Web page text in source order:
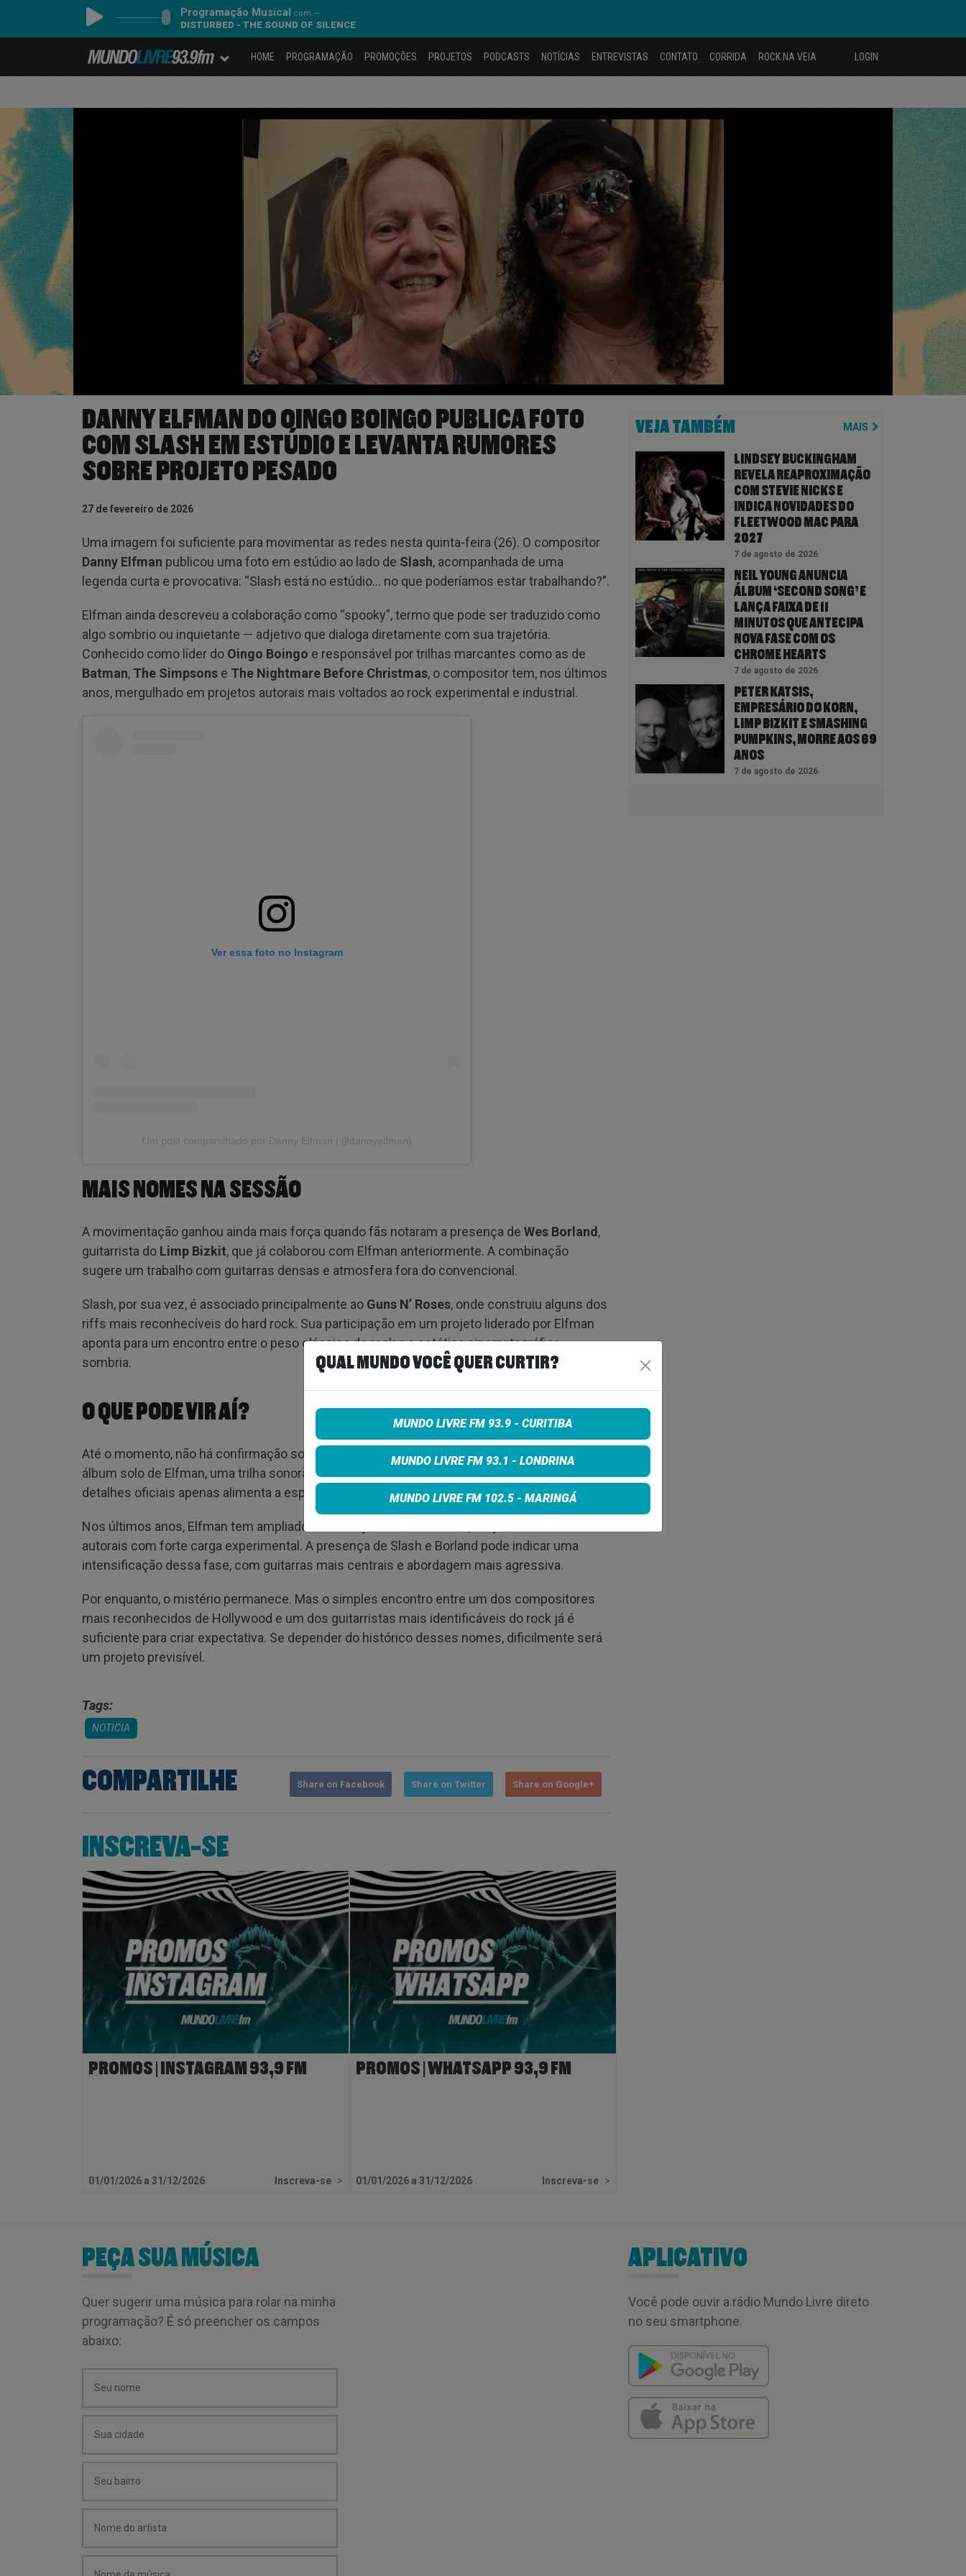
Programação Musical com ---
DISTURBED - THE SOUND OF SILENCE
HOME PROGRAMAÇÃO PROMOÇÕES PROJETOS PODCASTS NOTÍCIAS ENTREVISTAS CONTATO CORRIDA ROCK NA VEIA LOGIN
DANNY ELFMAN DO OINGO BOINGO PUBLICA FOTO
COM SLASH EM ESTÚDIO E LEVANTA RUMORES
SOBRE PROJETO PESADO
27 de fevereiro de 2026
Uma imagem foi suficiente para movimentar as redes nesta quinta-feira (26). O compositor
Danny Elfman publicou uma foto em estúdio ao lado de Slash, acompanhada de uma
legenda curta e provocativa: “Slash está no estúdio… no que poderíamos estar trabalhando?”.
Elfman ainda descreveu a colaboração como “spooky”, termo que pode ser traduzido como
algo sombrio ou inquietante — adjetivo que dialoga diretamente com sua trajetória.
Conhecido como líder do Oingo Boingo e responsável por trilhas marcantes como as de
Batman, The Simpsons e The Nightmare Before Christmas, o compositor tem, nos últimos
anos, mergulhado em projetos autorais mais voltados ao rock experimental e industrial.
Ver essa foto no Instagram
Um post compartilhado por Danny Elfman (@dannyelfman)
MAIS NOMES NA SESSÃO
A movimentação ganhou ainda mais força quando fãs notaram a presença de Wes Borland,
guitarrista do Limp Bizkit, que já colaborou com Elfman anteriormente. A combinação
sugere um trabalho com guitarras densas e atmosfera fora do convencional.
Slash, por sua vez, é associado principalmente ao Guns N’ Roses, onde construiu alguns dos
riffs mais reconhecíveis do hard rock. Sua participação em um projeto liderado por Elfman
aponta para um encontro entre o peso clássico do rock e a estética cinematográfica
sombria.
O QUE PODE VIR AÍ?
Até o momento, não há confirmação sobre o formato do projeto. Pode se tratar de um novo
álbum solo de Elfman, uma trilha sonora ou até uma colaboração pontual. A ausência de
detalhes oficiais apenas alimenta a especulação.
Nos últimos anos, Elfman tem ampliado sua atuação fora do cinema, lançando discos
autorais com forte carga experimental. A presença de Slash e Borland pode indicar uma
intensificação dessa fase, com guitarras mais centrais e abordagem mais agressiva.
Por enquanto, o mistério permanece. Mas o simples encontro entre um dos compositores
mais reconhecidos de Hollywood e um dos guitarristas mais identificáveis do rock já é
suficiente para criar expectativa. Se depender do histórico desses nomes, dificilmente será
um projeto previsível.
Tags:
NOTICIA
COMPARTILHE Share on Facebook Share on Twitter Share on Google+
VEJA TAMBÉM MAIS
LINDSEY BUCKINGHAM
REVELA REAPROXIMAÇÃO
COM STEVIE NICKS E
INDICA NOVIDADES DO
FLEETWOOD MAC PARA
2027
7 de agosto de 2026
NEIL YOUNG ANUNCIA
ÁLBUM ‘SECOND SONG’ E
LANÇA FAIXA DE 11
MINUTOS QUE ANTECIPA
NOVA FASE COM OS
CHROME HEARTS
7 de agosto de 2026
PETER KATSIS,
EMPRESÁRIO DO KORN,
LIMP BIZKIT E SMASHING
PUMPKINS, MORRE AOS 69
ANOS
7 de agosto de 2026
INSCREVA-SE
PROMOS | INSTAGRAM 93,9 FM
01/01/2026 a 31/12/2026 Inscreva-se >
PROMOS | WHATSAPP 93,9 FM
01/01/2026 a 31/12/2026 Inscreva-se >
PEÇA SUA MÚSICA
Quer sugerir uma música para rolar na minha
programação? É só preencher os campos
abaixo:
APLICATIVO
Você pode ouvir a rádio Mundo Livre direto
no seu smartphone.
QUAL MUNDO VOCÊ QUER CURTIR?
MUNDO LIVRE FM 93.9 - CURITIBA
MUNDO LIVRE FM 93.1 - LONDRINA
MUNDO LIVRE FM 102.5 - MARINGÁ